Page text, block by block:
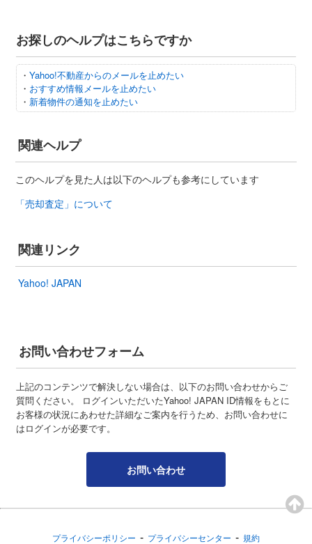
お探しのヘルプはこちらですか
・ Yahoo!不動産からのメールを止めたい
・ おすすめ情報メールを止めたい
・ 新着物件の通知を止めたい
関連ヘルプ
このヘルプを見た人は以下のヘルプも参考にしています
「売却査定」について
関連リンク
Yahoo! JAPAN
お問い合わせフォーム
上記のコンテンツで解決しない場合は、以下のお問い合わせからご
質問ください。 ログインいただいたYahoo! JAPAN ID情報をもとに
お客様の状況にあわせた詳細なご案内を行うため、お問い合わせに
はログインが必要です。
お問い合わせ
プライバシーポリシー - プライバシーセンター - 規約